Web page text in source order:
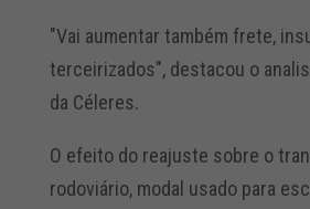
"Vai aumentar também frete,
terceirizados", destacou o
da Céleres.
O efeito do reajuste sobre o
rodoviário, modal usado para